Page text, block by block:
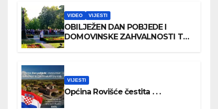
VIDEO VIJESTI
OBILJEŽEN DAN POBJEDE I
DOMOVINSKE ZAHVALNOSTI TE
VIJESTI
Općina Rovišće čestita . . .